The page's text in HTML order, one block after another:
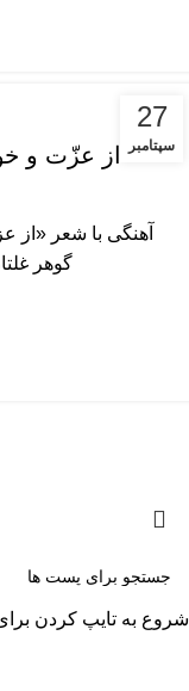
27
سپتامبر
محمدحسین سرآهنگ
از عزّت و
آهنگی با شعر «از
گوهر
شروع به تایپ کردن